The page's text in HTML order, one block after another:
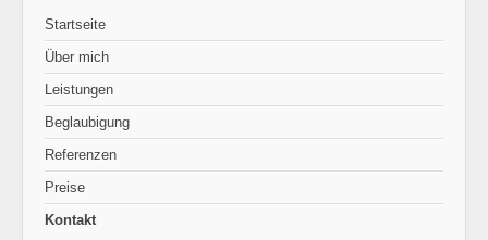
Startseite
Über mich
Leistungen
Beglaubigung
Referenzen
Preise
Kontakt